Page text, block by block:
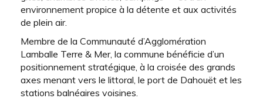
environnement propice à la détente et aux activités
de plein air.
Membre de la Communauté d’Agglomération
Lamballe Terre & Mer, la commune bénéficie d’un
positionnement stratégique, à la croisée des grands
axes menant vers le littoral, le port de Dahouët et les
stations balnéaires voisines.